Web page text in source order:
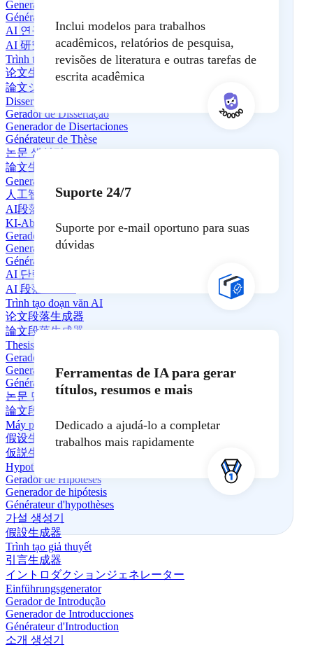
Generador de Artículos de Investigación en IA
Générateur de documents de recherche en IA
AI 연구 논문 생성기
AI 研究論文生成器
Trình tạo bài báo nghiên cứu AI
论文生成器
論文ジェネレーター
Dissertationsgenerator
Gerador de Dissertação
Generador de Disertaciones
Générateur de Thèse
논문 생성기
論文生成器
Generator Luận văn
人工智能段落生成器
AI段落生成器
KI-Absatzgenerator
Gerador de Parágrafos com IA
Generador de párrafos de IA
Générateur de paragraphes IA
AI 단락 생성기
AI 段落生成器
Trình tạo đoạn văn AI
论文段落生成器
論文段落生成器
Thesis-Absatz-Generator
Gerador de parágrafos de tese
Generador de párrafos para tesis
Générateur de paragraphes de thèse
논문 단락 생성기
論文段落生成器
Máy phát sinh đoạn văn luận án
假设生成器
仮説生成器
Hypothesen-Generator
Gerador de Hipóteses
Generador de hipótesis
Générateur d'hypothèses
가설 생성기
假設生成器
Trình tạo giả thuyết
引言生成器
イントロダクションジェネレーター
Einführungsgenerator
Gerador de Introdução
Generador de Introducciones
Générateur d'Introduction
소개 생성기
Inclui modelos para trabalhos
acadêmicos, relatórios de pesquisa,
revisões de literatura e outras tarefas de
escrita acadêmica
Suporte 24/7
Suporte por e-mail oportuno para suas
dúvidas
Ferramentas de IA para gerar
títulos, resumos e mais
Dedicado a ajudá-lo a completar
trabalhos mais rapidamente